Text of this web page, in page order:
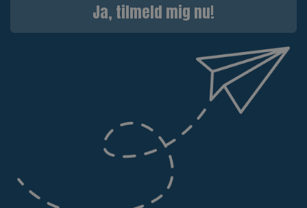
Ja, tilmeld mig nu!